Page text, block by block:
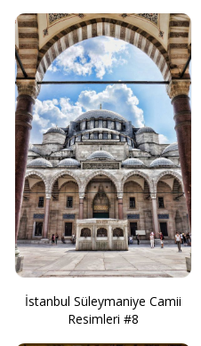
İstanbul Süleymaniye Camii
Resimleri #8